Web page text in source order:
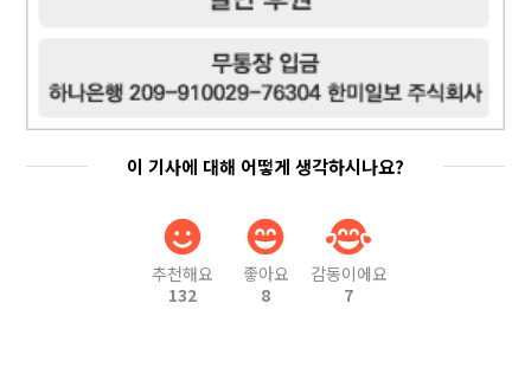
이 기사에 대해 어떻게 생각하시나요?
추천해요
132
좋아요
8
감동이에요
7